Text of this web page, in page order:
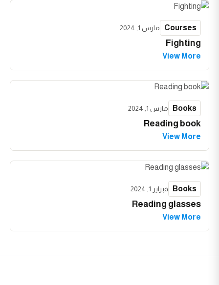
Fighting
Courses مارس 1, 2024
View More
Reading book
Books مارس 1, 2024
View More
Reading glasses
Books فبراير 1, 2024
View More